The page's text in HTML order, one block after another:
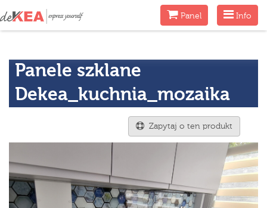
Menu
Info
MenuPanel
Panele szklane
Dekea_kuchnia_mozaika
Zapytaj o ten produkt